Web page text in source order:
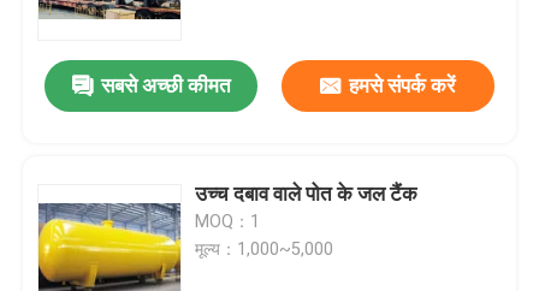
सबसे अच्छी कीमत हमसे संपर्क करें
उच्च दबाव वाले पोत के जल टैंक
MOQ：1
मूल्य：1,000~5,000